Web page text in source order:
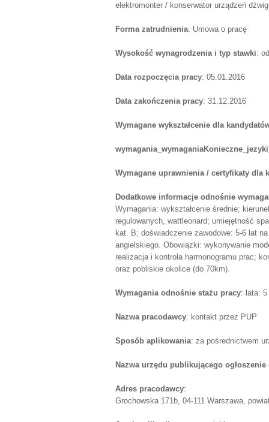
elektromonter / konserwator urządzeń
Forma zatrudnienia: Umowa o pracę
Wysokość wynagrodzenia i typ stawki:
Data rozpoczęcia pracy: 05.01.2016
Data zakończenia pracy: 31.12.2016
Wymagane wykształcenie dla
Wymagane uprawnienia / certyfikaty dla
Dodatkowe informacje odnośnie
Wymagania: wykształcenie średnie;
regulowanych, wattleonard; umiejętność
kat. B; doświadczenie zawodowe: 5-6 lat
angielskiego. Obowiązki: wykonywanie
realizacja i kontrola harmonogramu prac;
oraz pobliskie okolice (do 70km).
Wymagania odnośnie stażu pracy: lata: 5
Nazwa pracodawcy: kontakt przez PUP
Sposób aplikowania: za pośrednictwem
Nazwa urzędu publikującego ogłoszenie
Adres pracodawcy:
Grochowska 171b, 04-111 Warszawa,